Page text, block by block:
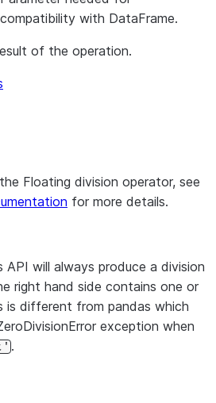
compatibility with DataFrame.
of the operation.
Floating division operator, see
for more details.
API will always produce a division
right hand side contains one or
is different from pandas which
exception when
.